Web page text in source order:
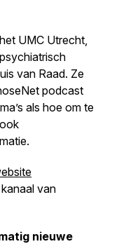
UMC Utrecht,
van Raad. Ze
podcast
als hoe om te
kanaal van
nieuwe